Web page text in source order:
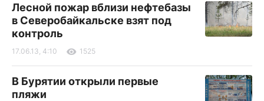
Лесной пожар вблизи нефтебазы
в Северобайкальске взят под
контроль
17.06.13, 4:10 1525
В Бурятии открыли первые
пляжи